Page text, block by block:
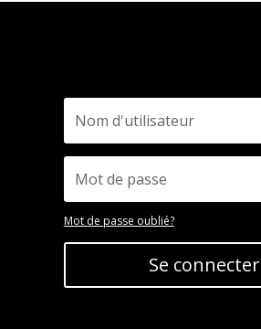
Mot de passe oublié?
Se connecter